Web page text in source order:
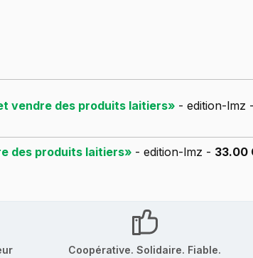
vendre des produits laitiers» - edition-lmz -
des produits laitiers» - edition-lmz - 33.00
Coopérative. Solidaire. Fiable.